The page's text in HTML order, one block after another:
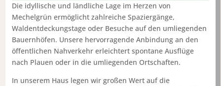
Die idyllische und ländliche Lage im Herzen von
Mechelgrün ermöglicht zahlreiche Spaziergänge,
Waldentdeckungstage oder Besuche auf den umliegenden
Bauernhöfen. Unsere hervorragende Anbindung an den
öffentlichen Nahverkehr erleichtert spontane Ausflüge
nach Plauen oder in die umliegenden Ortschaften.
In unserem Haus legen wir großen Wert auf die